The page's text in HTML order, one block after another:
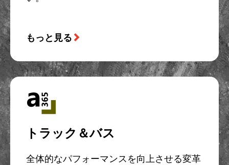
もっと見る
トラック＆バス
全体的なパフォーマンスを向上させる変革